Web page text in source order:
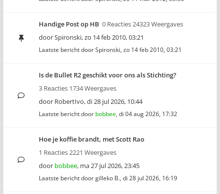
Handige Post op HB 0 Reacties 24323 Weergaves
doorSpironski,zo 14 feb 2010, 03:21
Laatste bericht doorSpironski, zo 14 feb 2010, 03:21
Is de Bullet R2 geschikt voor ons als Stichting?
3 Reacties 1734 Weergaves
door RobertIvo,di 28 jul 2026, 10:44
Laatste bericht door bobbee, di 04 aug 2026, 17:32
Hoe je koffie brandt, met Scott Rao
1 Reacties 2221 Weergaves
door bobbee, ma 27 jul 2026, 23:45
Laatste bericht doorgilleko B., di 28 jul 2026, 16:19